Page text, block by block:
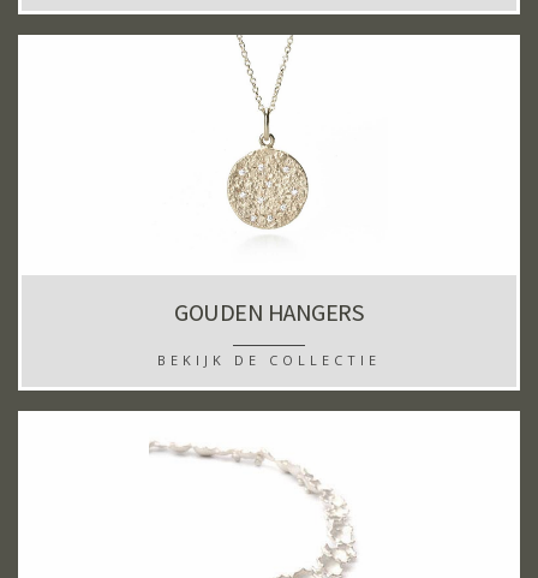
GOUDEN HANGERS
BEKIJK DE COLLECTIE